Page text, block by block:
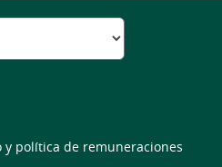
y política de remuneraciones